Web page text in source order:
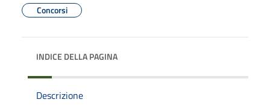
Concorsi
INDICE DELLA PAGINA
Descrizione